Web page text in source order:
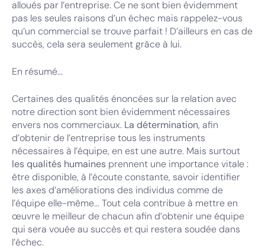
alloués par l’entreprise. Ce ne sont bien évidemment
pas les seules raisons d’un échec mais rappelez-vous
qu’un commercial se trouve parfait ! D’ailleurs en cas de
succès, cela sera seulement grâce à lui.
En résumé...
Certaines des qualités énoncées sur la relation avec
notre direction sont bien évidemment nécessaires
envers nos commerciaux. La détermination, afin
d’obtenir de l’entreprise tous les instruments
nécessaires à l’équipe, en est une autre. Mais surtout
les qualités humaines prennent une importance vitale :
être disponible, à l’écoute constante, savoir identifier
les axes d’améliorations des individus comme de
l’équipe elle-même... Tout cela contribue à mettre en
œuvre le meilleur de chacun afin d’obtenir une équipe
qui sera vouée au succès et qui restera soudée dans
l’échec.